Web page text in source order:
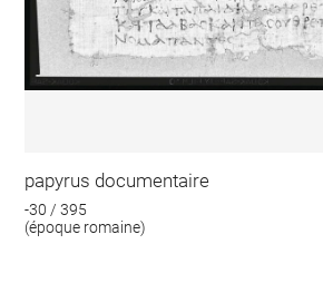
papyrus documentaire
-30 / 395
(époque romaine)